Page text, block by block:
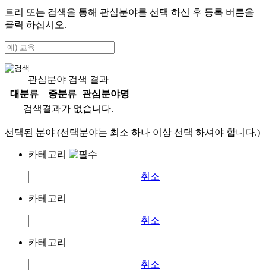
트리 또는 검색을 통해 관심분야를 선택 하신 후 등록 버튼을
클릭 하십시오.
관심분야 검색 결과
대분류
중분류
관심분야명
검색결과가 없습니다.
선택된 분야 (선택분야는 최소 하나 이상 선택 하셔야 합니다.)
카테고리
취소
카테고리
취소
카테고리
취소